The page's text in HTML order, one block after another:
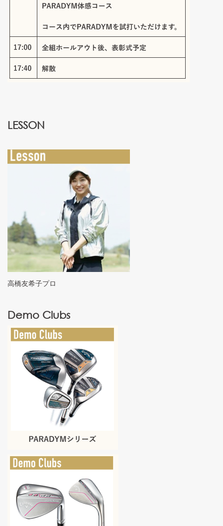
LESSON
高橋友希子プロ
Demo Clubs